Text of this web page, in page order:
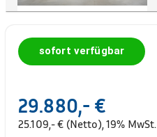
sofort verfügbar
29.880,- €
25.109,- € (Netto), 19% MwSt.